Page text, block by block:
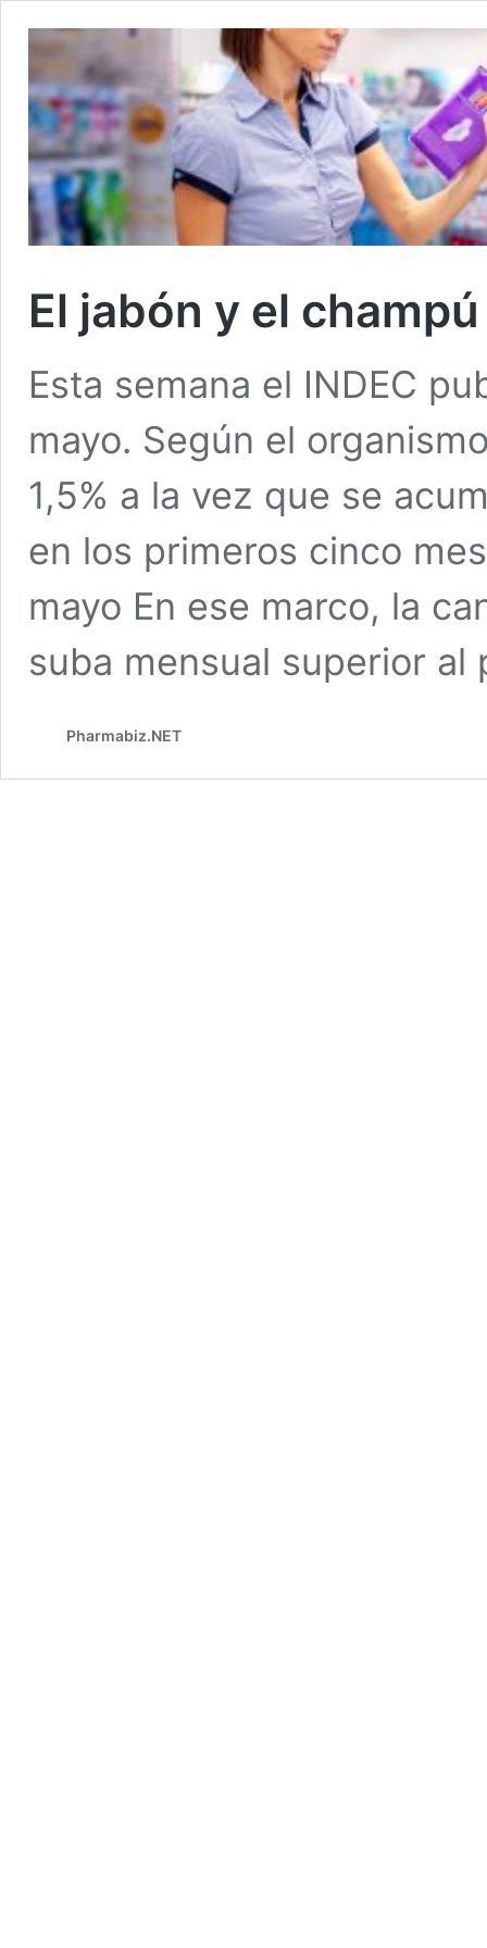
El jabón y el
Esta semana el INDEC
mayo. Según el
1,5% a la vez que se
en los primeros cinco
mayo En ese marco, la
suba mensual superior
Pharmabiz.NET